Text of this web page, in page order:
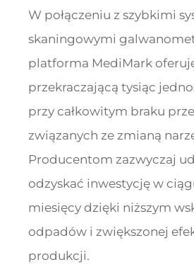
W połączeniu z szybkimi
skaningowymi
platforma MediMark
przekraczającą tysiąc
przy całkowitym braku
związanych ze zmianą
Producentom zazwyczaj
odzyskać inwestycję w
miesięcy dzięki niższym
odpadów i zwiększonej
produkcji.